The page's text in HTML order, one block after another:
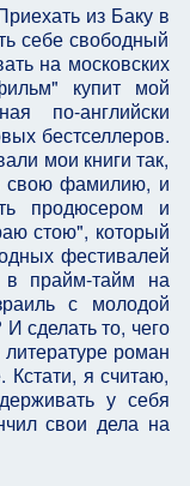
из Баку в
себе свободный
на московских
купит мой
по-английски
бестселлеров.
мои книги так,
свою фамилию, и
продюсером и
стою", который
фестивалей
прайм-тайм на
с молодой
сделать то, чего
роман
я считаю,
у себя
свои дела на